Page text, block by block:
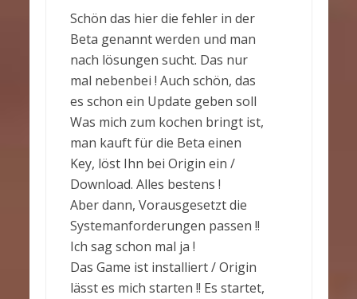
Schön das hier die fehler in der
Beta genannt werden und man
nach lösungen sucht. Das nur
mal nebenbei ! Auch schön, das
es schon ein Update geben soll
Was mich zum kochen bringt ist,
man kauft für die Beta einen
Key, löst Ihn bei Origin ein /
Download. Alles bestens !
Aber dann, Vorausgesetzt die
Systemanforderungen passen !!
Ich sag schon mal ja !
Das Game ist installiert / Origin
lässt es mich starten !! Es startet,